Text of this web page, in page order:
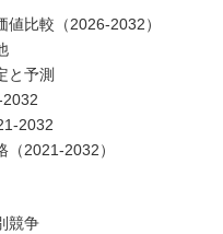
比較（2026-2032）
と予測
2032
2021-2032）
競争